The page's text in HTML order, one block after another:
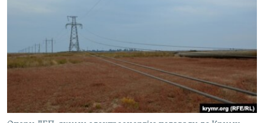
СПЕЦПРОЕКТИ
ДЕПОРТАЦІЯ
ВІДЕОУРОКИ «ELIFBE»
СВІДЧЕННЯ ОКУПАЦІЇ
УКРАЇНСЬКА ПРОБЛЕМА КРИМУ
ЯК ОБІЙТИ БЛОКУВАННЯ
Русский
Qırımtatar